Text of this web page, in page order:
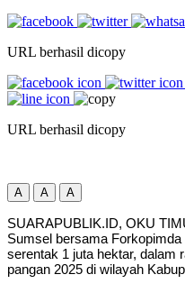
URL berhasil dicopy
URL berhasil dicopy
A A A
SUARAPUBLIK.ID, OKU
Sumsel bersama
serentak 1 juta hektar, dalam
pangan 2025 di wilayah